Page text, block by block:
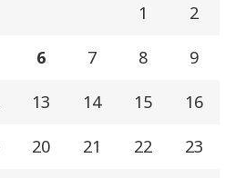
1 2
6 7 8 9
13 14 15 16
20 21 22 23